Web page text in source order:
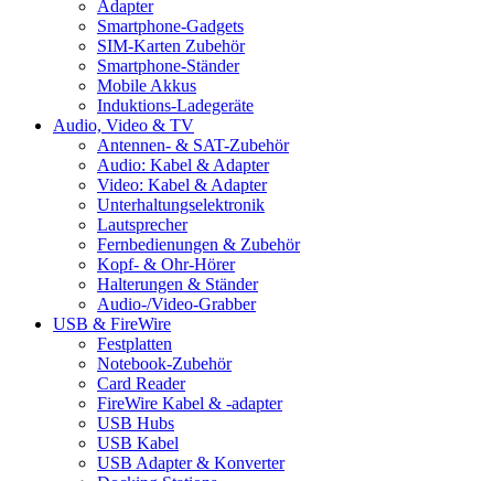
Adapter
Smartphone-Gadgets
SIM-Karten Zubehör
Smartphone-Ständer
Mobile Akkus
Induktions-Ladegeräte
Audio, Video & TV
Antennen- & SAT-Zubehör
Audio: Kabel & Adapter
Video: Kabel & Adapter
Unterhaltungselektronik
Lautsprecher
Fernbedienungen & Zubehör
Kopf- & Ohr-Hörer
Halterungen & Ständer
Audio-/Video-Grabber
USB & FireWire
Festplatten
Notebook-Zubehör
Card Reader
FireWire Kabel & -adapter
USB Hubs
USB Kabel
USB Adapter & Konverter